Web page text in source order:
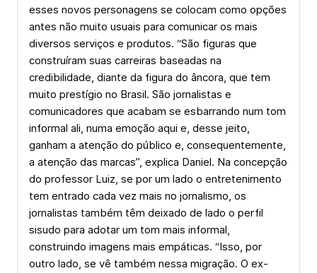
esses novos personagens se colocam como opções
antes não muito usuais para comunicar os mais
diversos serviços e produtos. “São figuras que
construíram suas carreiras baseadas na
credibilidade, diante da figura do âncora, que tem
muito prestígio no Brasil. São jornalistas e
comunicadores que acabam se esbarrando num tom
informal ali, numa emoção aqui e, desse jeito,
ganham a atenção do público e, consequentemente,
a atenção das marcas”, explica Daniel. Na concepção
do professor Luiz, se por um lado o entretenimento
tem entrado cada vez mais no jornalismo, os
jornalistas também têm deixado de lado o perfil
sisudo para adotar um tom mais informal,
construindo imagens mais empáticas. “Isso, por
outro lado, se vê também nessa migração. O ex-